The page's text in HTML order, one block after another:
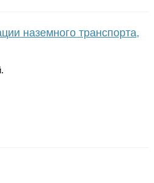
наземного транспорта,